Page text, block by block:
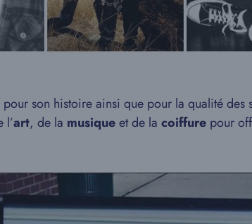
son histoire ainsi que pour la qualité
l’art, de la musiqueet de la coiffure pour